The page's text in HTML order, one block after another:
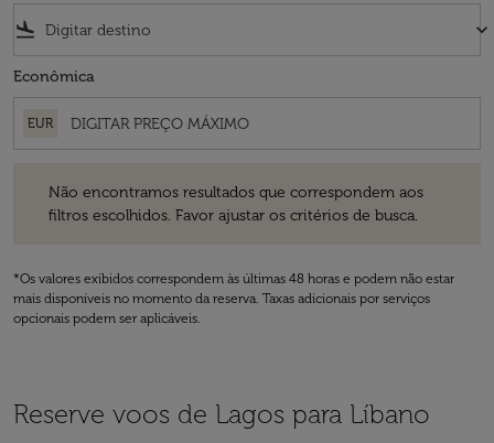
flight_land keyboard_arrow_down
Econômica
EUR
Não encontramos resultados que correspondem aos
filtros escolhidos. Favor ajustar os critérios de busca.
*Os valores exibidos correspondem às últimas 48 horas e podem não estar
mais disponíveis no momento da reserva. Taxas adicionais por serviços
opcionais podem ser aplicáveis.
Reserve voos de Lagos para Líbano